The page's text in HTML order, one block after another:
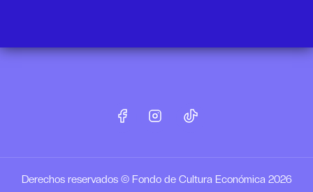
Derechos reservados © Fondo de Cultura Económica 2026